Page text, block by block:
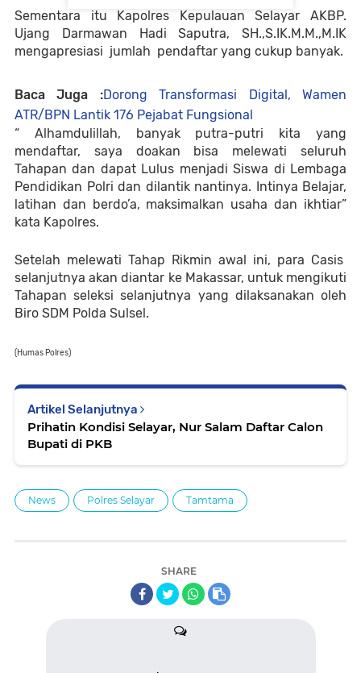
Sementara itu Kapolres Kepulauan Selayar AKBP.
Ujang Darmawan Hadi Saputra, SH.,S.IK.M.M.,M.IK
mengapresiasi jumlah pendaftar yang cukup banyak.
Baca Juga :Dorong Transformasi Digital, Wamen
ATR/BPN Lantik 176 Pejabat Fungsional
“ Alhamdulillah, banyak putra-putri kita yang
mendaftar, saya doakan bisa melewati seluruh
Tahapan dan dapat Lulus menjadi Siswa di Lembaga
Pendidikan Polri dan dilantik nantinya. Intinya Belajar,
latihan dan berdo’a, maksimalkan usaha dan ikhtiar”
kata Kapolres.
Setelah melewati Tahap Rikmin awal ini, para Casis
selanjutnya akan diantar ke Makassar, untuk mengikuti
Tahapan seleksi selanjutnya yang dilaksanakan oleh
Biro SDM Polda Sulsel.
(Humas Polres)
Artikel Selanjutnya
Prihatin Kondisi Selayar, Nur Salam Daftar Calon
Bupati di PKB
News Polres Selayar Tamtama
SHARE